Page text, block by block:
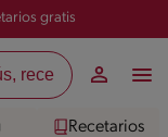
gratis
Recetarios